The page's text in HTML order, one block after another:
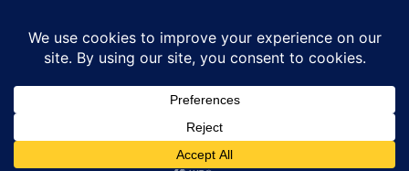
बड़ी खबर देश विदेश